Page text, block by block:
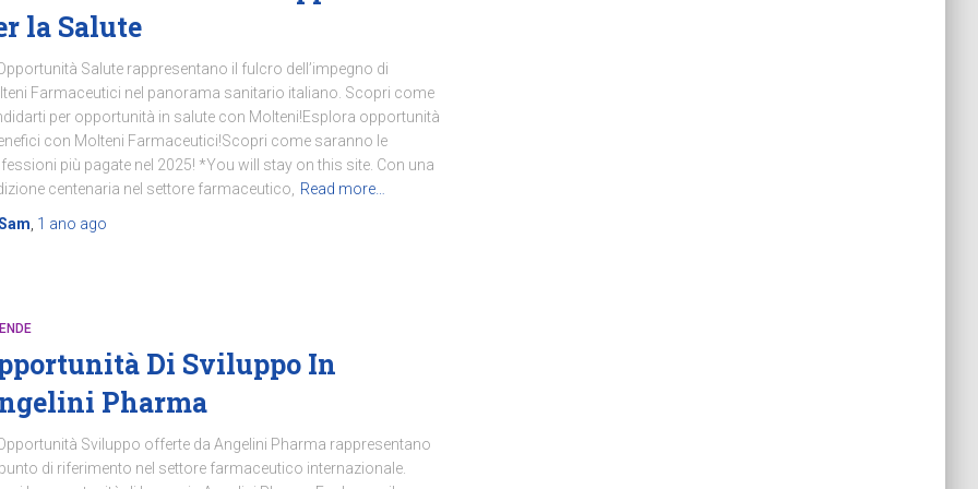
la Salute
Salute rappresentano il fulcro dell’impegno di
Farmaceutici nel panorama sanitario italiano. Scopri come
per opportunità in salute con Molteni!Esplora opportunità
con Molteni Farmaceutici!Scopri come saranno le
più pagate nel 2025! *You will stay on this site. Con una
centenaria nel settore farmaceutico,
Read more…
1 ano ago
Di Sviluppo In
Pharma
Sviluppo offerte da Angelini Pharma rappresentano
di riferimento nel settore farmaceutico internazionale.